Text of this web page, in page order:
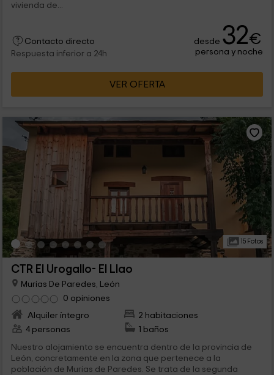
vivienda de...
Contacto directo
Respuesta inferior a 24h
desde 32€
persona y noche
VER OFERTA
15 Fotos
CTR El Urogallo- El Llao
Murias De Paredes, León
0 opiniones
Alquiler íntegro
2 habitaciones
4 personas
1 baños
Nuestro alojamiento se encuentra dentro de la provincia de
León, concretamente en la zona que pertenece a la
población de Murias de Paredes. Se trata de la segunda